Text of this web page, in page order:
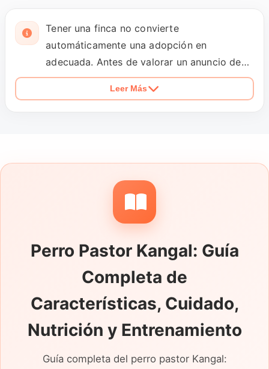
Tener una finca no convierte
automáticamente una adopción en
adecuada. Antes de valorar un anuncio de
Kangal, conviene saber si el perro ha
protegido ganado, ha vivido suelto en una
cancela, entran visitas o se cruza con otros
animales, además de indicar si pasea con
correa y acepta los desplazamientos en
coche. El motivo de la entrega y la
información que una simple fotografía del
Leer Más
Perro Pastor Kangal: Guía
Completa de
Características, Cuidado,
Nutrición y Entrenamiento
Guía completa del perro pastor Kangal: